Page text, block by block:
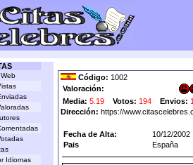
Idiomas
Código: 1002
Valoración:
Media: 5.19 Votos: 194 Envios:
Dirección: https://
Fecha de Alta:
10/12/2002
Pais
España